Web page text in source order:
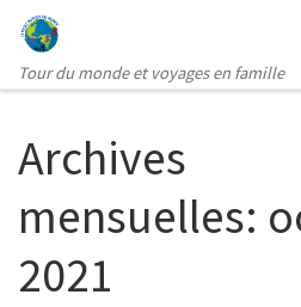
Passer au contenu
Tour du monde et voyages en famille
Archives
mensuelles:
2021